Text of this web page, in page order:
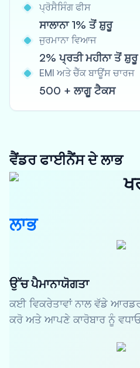
ਪ੍ਰੋਸੈਸਿੰਗ ਫੀਸ
ਸਾਲਾਨਾ 1% ਤੋਂ ਸ਼ੁਰੂ
ਜੁਰਮਾਨਾ ਵਿਆਜ
2% ਪ੍ਰਤੀ ਮਹੀਨਾ ਤੋਂ
EMI ਅਤੇ ਚੈੱਕ ਬਾਊਂਸ ਚਾਰਜ
500 + ਲਾਗੂ ਟੈਕਸ
ਵੈਂਡਰ ਫਾਈਨੈਂਸ ਦੇ ਲਾਭ
ਲਾਭ
ਉੱਚ ਪੈਮਾਨਾਯੋਗਤਾ
ਕਈ ਵਿਕਰੇਤਾਵਾਂ ਨਾਲ ਵੱਡੇ
ਕਰੋ ਅਤੇ ਆਪਣੇ ਕਾਰੋਬਾਰ ਨੂੰ